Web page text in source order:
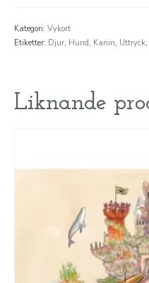
Kategori: Vykort
Etiketter: Djur, Hund, Kanin, Uttryck,
Liknande